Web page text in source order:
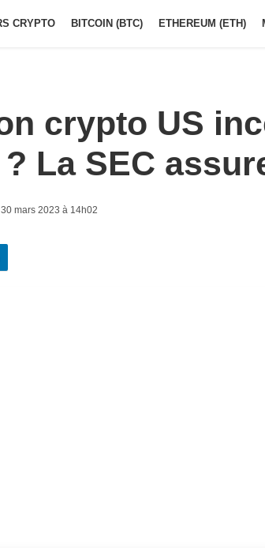
CRYPTO BITCOIN (BTC) ETHEREUM (ETH)
crypto US
La SEC
30 mars 2023 à 14h02